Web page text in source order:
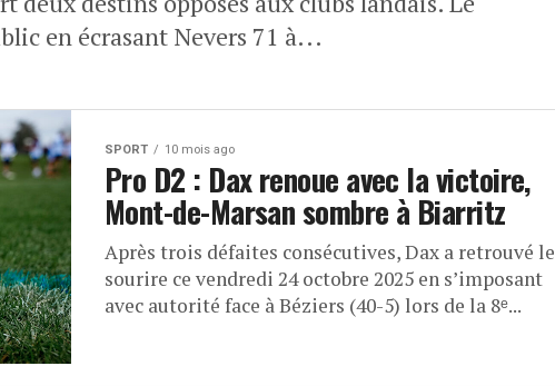
en écrasant Nevers 71 à...
SPORT 10 mois ago
Pro D2 : Dax renoue avec la victoire,
Mont-de-Marsan sombre à Biarritz
Après trois défaites consécutives, Dax a retrouvé le
sourire ce vendredi 24 octobre 2025 en s’imposant
avec autorité face à Béziers (40-5) lors de la 8ᵉ...